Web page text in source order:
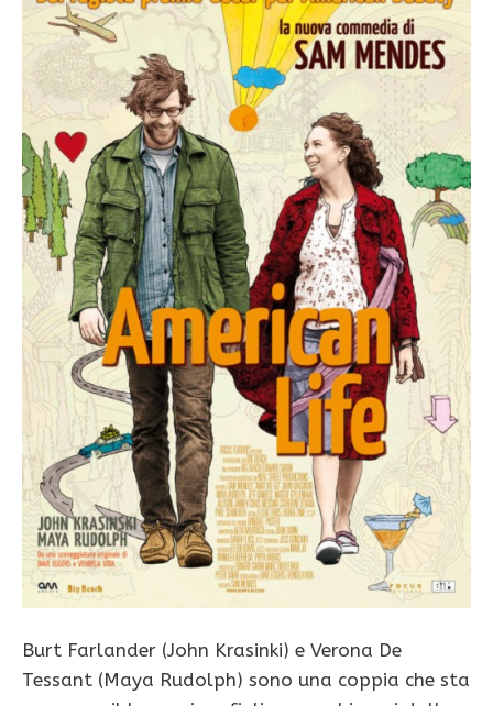
Burt Farlander (John Krasinki) e Verona De
Tessant (Maya Rudolph) sono una coppia che sta